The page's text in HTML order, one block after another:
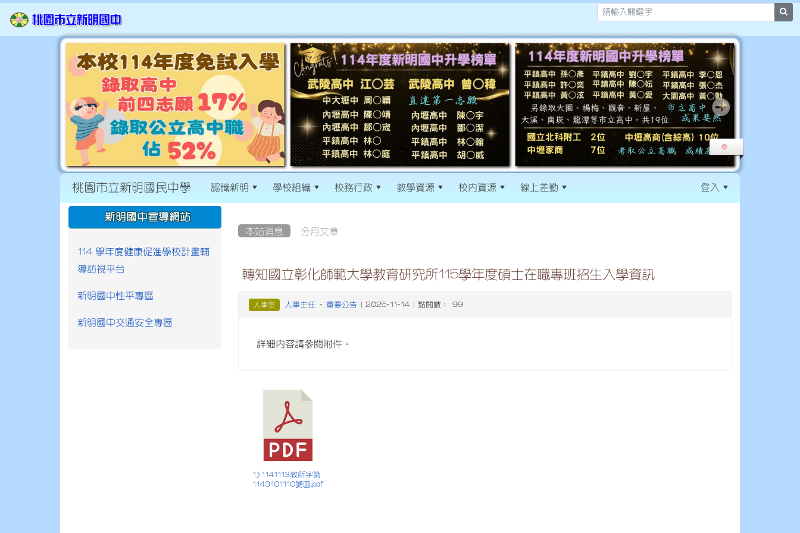
桃園市立新明國民中學 認識新明 學校組織 校務行政 教學資源 校內資源 線上差勤 登入
本站消息 分月文章
轉知國立彰化師範大學教育研究所115學年度碩士在職專班招生入學資訊
人事室 人事主任 - 重要公告 | 2025-11-14 | 點閱數： 99
詳細內容請參閱附件。
1) 1141113教所字第
1143101110號函.pdf
:::
新明國中宣導網站
114 學年度健康促進學校計畫輔
導訪視平台
新明國中性平專區
新明國中交通安全專區